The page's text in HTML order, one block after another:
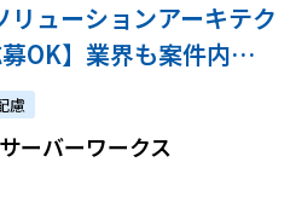
ューションアーキテク
OK】業界も案件内容
参画！多数のAWSプロ
を磨き、エンジニアと
慮
ーバーワークス